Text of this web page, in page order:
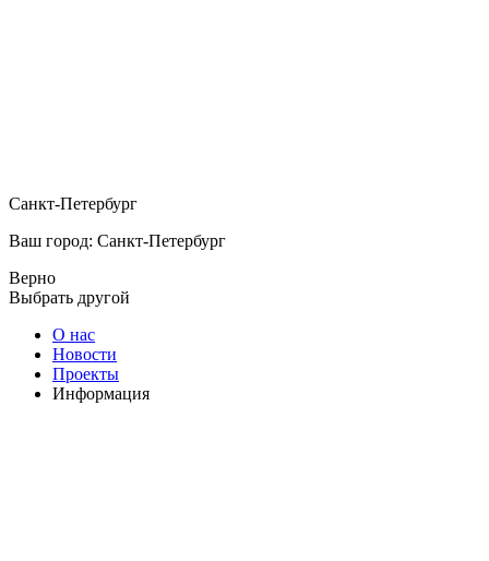
Санкт-Петербург
Ваш город: Санкт-Петербург
Верно
Выбрать другой
О нас
Новости
Проекты
Информация